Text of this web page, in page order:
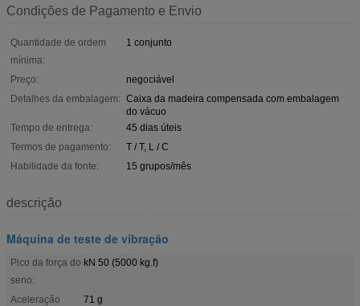
Condições de Pagamento e Envio
Quantidade de ordem
mínima:
1 conjunto
Preço:
negociável
Detalhes da embalagem: Caixa da madeira compensada com embalagem
do vácuo
Tempo de entrega:
45 dias úteis
Termos de pagamento:
T / T, L / C
Habilidade da fonte:
15 grupos/mês
descrição
Máquina de teste de vibração
Pico da força do
seno:
kN 50 (5000 kg.f)
Aceleração
71 g